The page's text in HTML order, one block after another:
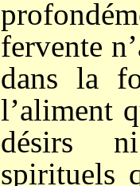
fervente
dans la
l’aliment
désirs
spirituels